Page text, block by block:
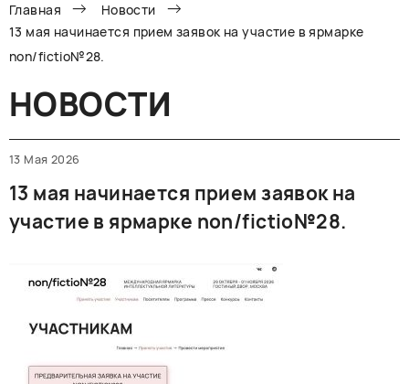
Принять участие
Участникам
Посетителям
Программа
Прессе
Главная
Новости
13 мая начинается прием заявок на участие в ярмарке
non/fictio№28.
НОВОСТИ
13 Мая 2026
13 мая начинается прием заявок на
участие в ярмарке non/fictio№28.